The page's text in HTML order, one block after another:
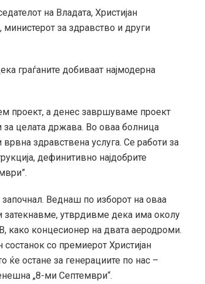
на Владата, Христијан
за здравство и други
граѓаните добиваат најмодерна
проект, а денес завршуваме проект
целата држава. Во оваа болница
здравствена услуга. Се работи за
дефинитивно најдобрите
Веднаш по изборот на оваа
затекнавме, утврдивме дека имa околу
како концесионер на двата аеродроми.
со премиерот Христијан
ќе остане за генерациите по нас –
„8-ми Септември“.